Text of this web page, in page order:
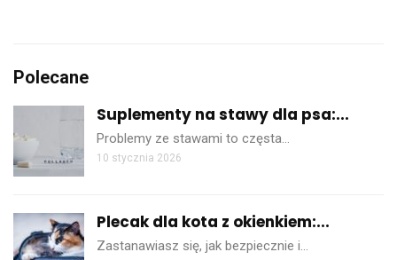
Polecane
Suplementy na stawy dla psa:...
Problemy ze stawami to częsta…
10 stycznia 2026
Plecak dla kota z okienkiem:...
Zastanawiasz się, jak bezpiecznie i…